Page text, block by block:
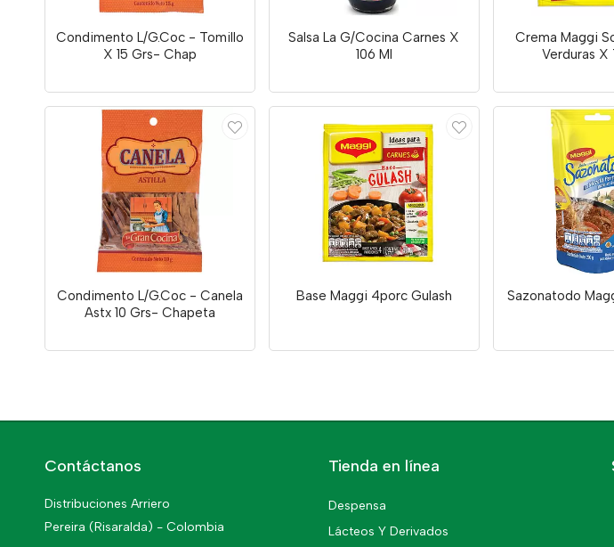
Condimento L/G.Coc - Tomillo
X 15 Grs- Chap
Salsa La G/Cocina Carnes X
106 Ml
Crema Maggi
Verduras X
Condimento L/G.Coc - Canela
Astx 10 Grs- Chapeta
Base Maggi 4porc Gulash Sazonatodo
Contáctanos
Distribuciones Arriero
Pereira (Risaralda) - Colombia
Tienda en línea
Despensa
Lácteos Y Derivados